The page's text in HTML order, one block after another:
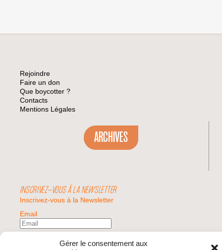
Gérer le consentement aux
Rejoindre
Faire un don
Que boycotter ?
Contacts
Mentions Légales
ARCHIVES
INSCRIVEZ-VOUS À LA NEWSLETTER
Inscrivez-vous à la Newsletter
Email
Valider